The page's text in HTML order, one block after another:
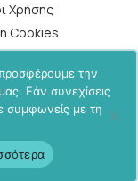
Χρήσης
Cookies
Facebook
Patreon .
rights reserved.
την
Εάν συνεχίσεις
συμφωνείς με τη